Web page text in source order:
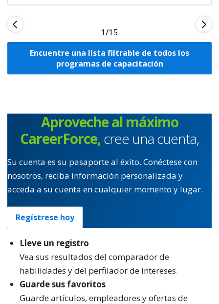
1
Encuentre una lista filtrable de todos los
programas de capacitación
Aproveche al máximo
CareerForce, cree una cuenta,
Su cuenta es su pasaporte al éxito. Conéctese con
nosotros, reciba información personalizada y
acceda a su cuenta en cualquier momento y lugar.
Regístrese hoy
Lleve un registro
Vea sus resultados del comparador de
habilidades y del perfilador de intereses.
Guarde sus favoritos
Guarde artículos, empleadores y ofertas de